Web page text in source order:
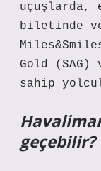
uçuşlarda,
biletinde
Gold (SAG)
sahip
geçebilir?